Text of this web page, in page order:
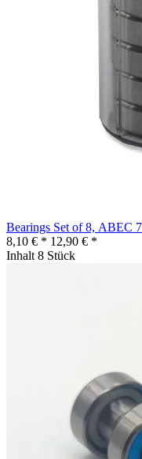
Bearings Set of 8, ABEC
8,10 € * 12,90 € *
Inhalt 8 Stück